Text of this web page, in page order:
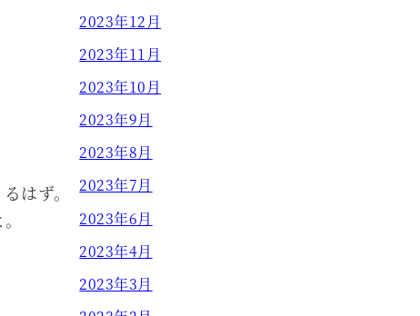
はず。
2023年12月
2023年11月
2023年10月
2023年9月
2023年8月
2023年7月
2023年6月
2023年4月
2023年3月